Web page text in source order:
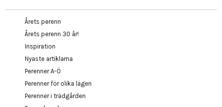
Årets perenn
Årets perenn 30 år!
Inspiration
Nyaste artiklarna
Perenner A-Ö
Perenner för olika lägen
Perenner i trädgården